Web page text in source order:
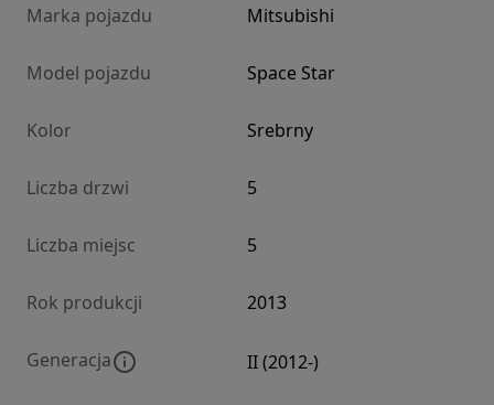
Marka pojazdu Mitsubishi
Model pojazdu Space Star
Kolor Srebrny
Liczba drzwi 5
Liczba miejsc 5
Rok produkcji 2013
Generacja II (2012-)